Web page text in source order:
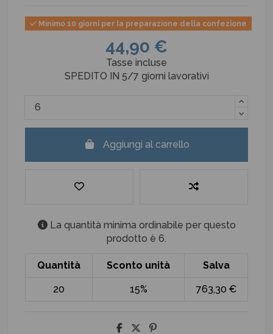
Minimo 10 giorni per la preparazione della confezione
44,90 €
Tasse incluse
SPEDITO IN 5/7 giorni lavorativi
Aggiungi al carrello
La quantità minima ordinabile per questo
prodotto è 6.
Quantità Sconto unità Salva
20 15% 763,30 €